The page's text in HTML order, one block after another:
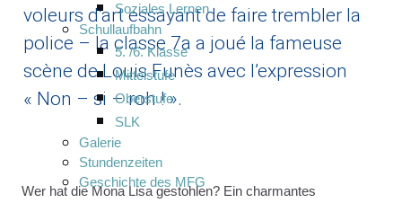
Soziales Lernen
Schullaufbahn
5. /6. Klasse
Mittelstufe
Oberstufe
SLK
Galerie
Stundenzeiten
Geschichte des MFG
voleurs d’art essayant de faire trembler la
police – la classe 7a a joué la fameuse
scène de Louis Funès avec l’expression
« Non – si – roh ! ».
Wer hat die Mona Lisa gestohlen? Ein charmantes